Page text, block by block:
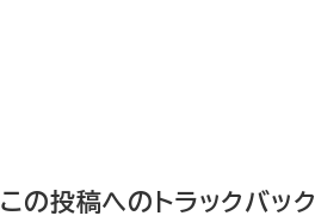
この投稿へのトラックバック